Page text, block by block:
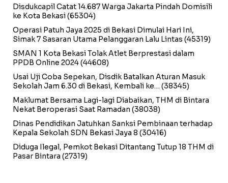
Disdukcapil Catat 14.687 Warga Jakarta Pindah Domisili
ke Kota Bekasi(65304)
Operasi Patuh Jaya 2025 di Bekasi Dimulai Hari Ini,
Simak 7 Sasaran Utama Pelanggaran Lalu Lintas (45319)
SMAN 1 Kota Bekasi Tolak Atlet Berprestasi dalam
PPDB Online 2024(44608)
Usai Uji Coba Sepekan, Disdik Batalkan Aturan Masuk
Sekolah Jam 6.30 di Bekasi, Kembali ke… (38345)
Maklumat Bersama Lagi-lagi Diabaikan, THM di Bintara
Nekat Beroperasi Saat Ramadan (38038)
Dinas Pendidikan Jatuhkan Sanksi Pembinaan terhadap
Kepala Sekolah SDN Bekasi Jaya 8 (30416)
Diduga Ilegal, Pemkot Bekasi Ditantang Tutup 18 THM di
Pasar Bintara (27319)